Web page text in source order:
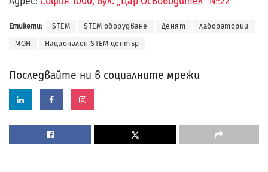
Етикети: STEM STEM оборудване Денят лаборатории
МОН Национален STEM център
Последвайте ни в социалните мрежи